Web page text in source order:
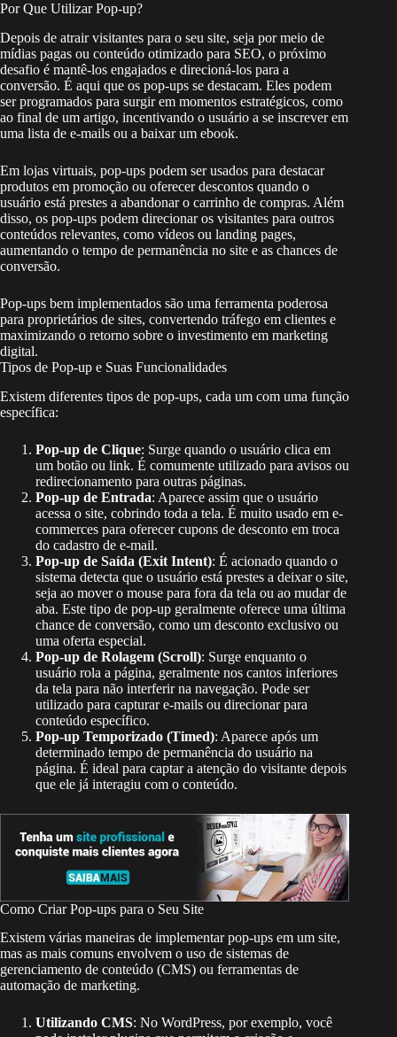
Por Que Utilizar Pop-up?
Depois de atrair visitantes para o seu site, seja por meio de
mídias pagas ou conteúdo otimizado para SEO, o próximo
desafio é mantê-los engajados e direcioná-los para a
conversão. É aqui que os pop-ups se destacam. Eles podem
ser programados para surgir em momentos estratégicos, como
ao final de um artigo, incentivando o usuário a se inscrever em
uma lista de e-mails ou a baixar um ebook.
Em lojas virtuais, pop-ups podem ser usados para destacar
produtos em promoção ou oferecer descontos quando o
usuário está prestes a abandonar o carrinho de compras. Além
disso, os pop-ups podem direcionar os visitantes para outros
conteúdos relevantes, como vídeos ou landing pages,
aumentando o tempo de permanência no site e as chances de
conversão.
Pop-ups bem implementados são uma ferramenta poderosa
para proprietários de sites, convertendo tráfego em clientes e
maximizando o retorno sobre o investimento em marketing
digital.
Tipos de Pop-up e Suas Funcionalidades
Existem diferentes tipos de pop-ups, cada um com uma função
específica:
Pop-up de Clique: Surge quando o usuário clica em
um botão ou link. É comumente utilizado para avisos ou
redirecionamento para outras páginas.
Pop-up de Entrada: Aparece assim que o usuário
acessa o site, cobrindo toda a tela. É muito usado em e-
commerces para oferecer cupons de desconto em troca
do cadastro de e-mail.
Pop-up de Saída (Exit Intent): É acionado quando o
sistema detecta que o usuário está prestes a deixar o site,
seja ao mover o mouse para fora da tela ou ao mudar de
aba. Este tipo de pop-up geralmente oferece uma última
chance de conversão, como um desconto exclusivo ou
uma oferta especial.
Pop-up de Rolagem (Scroll): Surge enquanto o
usuário rola a página, geralmente nos cantos inferiores
da tela para não interferir na navegação. Pode ser
utilizado para capturar e-mails ou direcionar para
conteúdo específico.
Pop-up Temporizado (Timed): Aparece após um
determinado tempo de permanência do usuário na
página. É ideal para captar a atenção do visitante depois
que ele já interagiu com o conteúdo.
Como Criar Pop-ups para o Seu Site
Existem várias maneiras de implementar pop-ups em um site,
mas as mais comuns envolvem o uso de sistemas de
gerenciamento de conteúdo (CMS) ou ferramentas de
automação de marketing.
Utilizando CMS: No WordPress, por exemplo, você